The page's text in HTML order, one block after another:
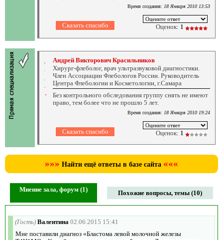
Время создания: 18 Января 2010 13:53
Оценок: 1
Андрей Викторович Красильников
Хирург-флеболог, врач ультразвуковой диагностики.
Член Ассоциации Флебологов России. Руководитель
Центра Флебологии и Косметологии, г.Самара
Без контрольного обследования группу снять не имеют
право, тем более что не прошло 5 лет.
Время создания: 18 Января 2010 19:24
Оценок: 1
»»» Найти ещё ответы в базе сайта «««
Мнение зала, форум (1) Похожие вопросы, темы (10)
(Гость) Валентина 02.06.2015 15:41
Мне поставили диагноз «Бластома левой молочной железы